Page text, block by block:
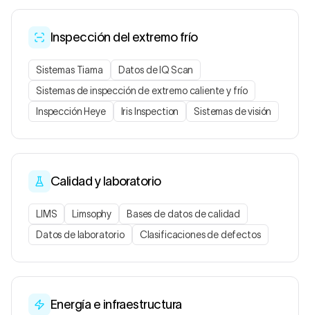
Inspección del extremo frío
Sistemas Tiama
Datos de IQ Scan
Sistemas de inspección de extremo caliente y frío
Inspección Heye
Iris Inspection Sistemas de visión
Calidad y laboratorio
LIMS Limsophy
Bases de datos de calidad
Datos de laboratorio
Clasificaciones de defectos
Energía e infraestructura